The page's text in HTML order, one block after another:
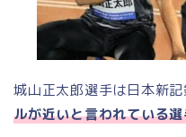
城山正太郎選手は日本新
ルが近いと言われている